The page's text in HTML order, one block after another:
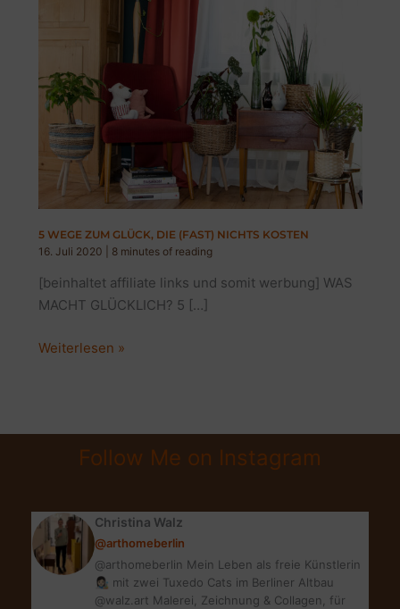
5 WEGE ZUM GLÜCK, DIE (FAST) NICHTS KOSTEN
16. Juli 2020
8 minutes of reading
[beinhaltet affiliate links und somit werbung] WAS
MACHT GLÜCKLICH? 5 […]
5
DIE
Weiterlesen »
Follow Me on Instagram
Christina Walz
@arthomeberlin
@arthomeberlin Mein Leben als freie Künstlerin
👩🏻‍🎨 mit zwei Tuxedo Cats im Berliner Altbau
@walz.art Malerei, Zeichnung & Collagen, für